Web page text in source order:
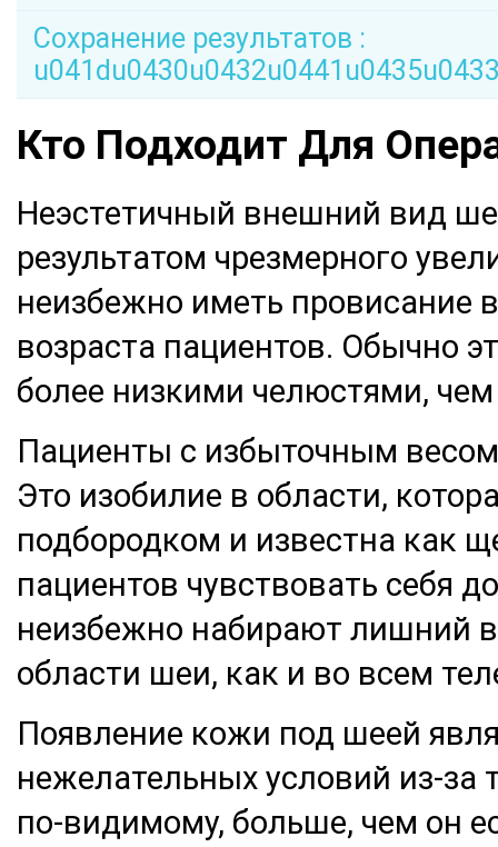
Сохранение результатов :
Кто Подходит Для
Неэстетичный внешний вид
результатом чрезмерного
неизбежно иметь провисание
возраста пациентов. Обычно
более низкими челюстями,
Пациенты с избыточным
Это изобилие в области,
подбородком и известна как
пациентов чувствовать себя
неизбежно набирают лишний
области шеи, как и во всем
Появление кожи под шеей
нежелательных условий из-за
по-видимому, больше, чем он